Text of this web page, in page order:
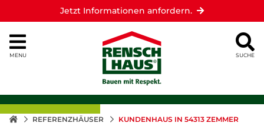
Jetzt Informationen anfordern.
MENU SUCHE
REFERENZHÄUSER KUNDENHAUS IN 54313 ZEMMER